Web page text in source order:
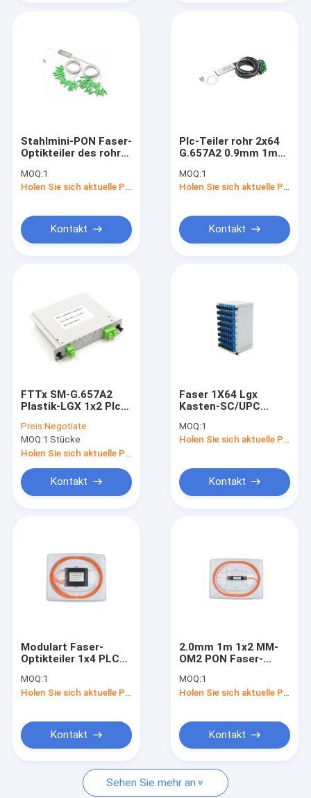
Stahlmini-PON Faser-
Optikteiler des rohr-
MOQ:1
Holen Sie sich aktuelle Preis
Kontakt
Plc-Teiler rohr 2x64
G.657A2 0.9mm 1m
MOQ:1
Holen Sie sich aktuelle Preis
Kontakt
FTTx SM-G.657A2
Plastik-LGX 1x2 Plc-
Preis:Negotiate
MOQ:1 Stücke
Kontakt
Faser 1X64 Lgx
Kasten-SC/UPC
MOQ:1
Holen Sie sich aktuelle Preis
Kontakt
Modulart Faser-
Optikteiler 1x4 PLC
MOQ:1
Kontakt
2.0mm 1m 1x2 MM-
OM2 PON Faser-
MOQ:1
Kontakt
Sehen Sie mehr an